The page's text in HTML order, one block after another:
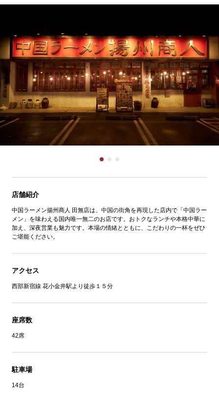
店舗紹介
中国ラーメン揚州商人 田無店は、中国の街角を再現した店内で「中国ラー
メン」を味わえる国内唯一無二のお店です。おトクなランチや本格中華に
加え、深夜営業も魅力です。本場の情緒とともに、こだわりの一杯をぜひ
ご堪能ください。
アクセス
西部新宿線 花小金井駅より徒歩１５分
座席数
42席
駐車場
14台